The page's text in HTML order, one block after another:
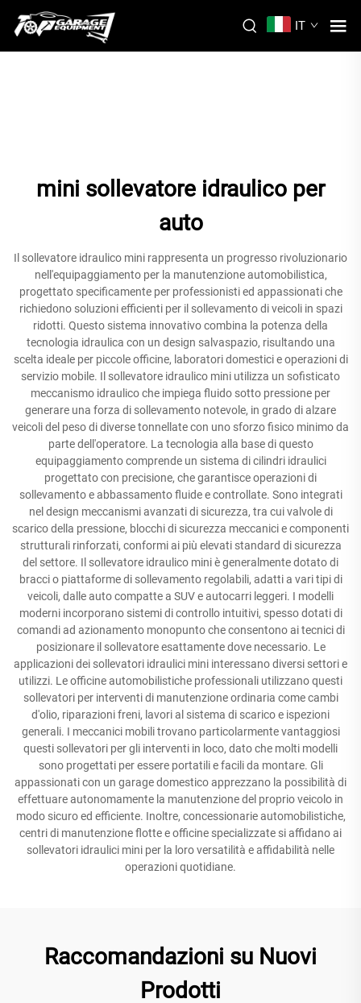
IT
mini sollevatore idraulico per
auto
Il sollevatore idraulico mini rappresenta un progresso rivoluzionario
nell'equipaggiamento per la manutenzione automobilistica,
progettato specificamente per professionisti ed appassionati che
richiedono soluzioni efficienti per il sollevamento di veicoli in spazi
ridotti. Questo sistema innovativo combina la potenza della
tecnologia idraulica con un design salvaspazio, risultando una
scelta ideale per piccole officine, laboratori domestici e operazioni di
servizio mobile. Il sollevatore idraulico mini utilizza un sofisticato
meccanismo idraulico che impiega fluido sotto pressione per
generare una forza di sollevamento notevole, in grado di alzare
veicoli del peso di diverse tonnellate con uno sforzo fisico minimo da
parte dell'operatore. La tecnologia alla base di questo
equipaggiamento comprende un sistema di cilindri idraulici
progettato con precisione, che garantisce operazioni di
sollevamento e abbassamento fluide e controllate. Sono integrati
nel design meccanismi avanzati di sicurezza, tra cui valvole di
scarico della pressione, blocchi di sicurezza meccanici e componenti
strutturali rinforzati, conformi ai più elevati standard di sicurezza
del settore. Il sollevatore idraulico mini è generalmente dotato di
bracci o piattaforme di sollevamento regolabili, adatti a vari tipi di
veicoli, dalle auto compatte a SUV e autocarri leggeri. I modelli
moderni incorporano sistemi di controllo intuitivi, spesso dotati di
comandi ad azionamento monopunto che consentono ai tecnici di
posizionare il sollevatore esattamente dove necessario. Le
applicazioni dei sollevatori idraulici mini interessano diversi settori e
utilizzi. Le officine automobilistiche professionali utilizzano questi
sollevatori per interventi di manutenzione ordinaria come cambi
d'olio, riparazioni freni, lavori al sistema di scarico e ispezioni
generali. I meccanici mobili trovano particolarmente vantaggiosi
questi sollevatori per gli interventi in loco, dato che molti modelli
sono progettati per essere portatili e facili da montare. Gli
appassionati con un garage domestico apprezzano la possibilità di
effettuare autonomamente la manutenzione del proprio veicolo in
modo sicuro ed efficiente. Inoltre, concessionarie automobilistiche,
centri di manutenzione flotte e officine specializzate si affidano ai
sollevatori idraulici mini per la loro versatilità e affidabilità nelle
operazioni quotidiane.
Raccomandazioni su Nuovi
Prodotti